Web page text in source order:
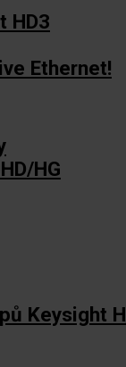
HD3
Ethernet!
HG
Keysight